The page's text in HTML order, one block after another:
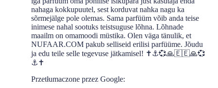
nahaga kokkupuutel, sest korduvat nahka nagu ka
sõrmejälge pole olemas. Sama parfüüm võib anda teise
inimese nahal sootuks teistsuguse lõhna. Lõhnade
maailm on omamoodi müstika. Olen väga tänulik, et
NUFAAR.COM pakub selliseid erilisi parfüüme. Jõudu
ja edu teile selle tegevuse jätkamisel! ✝️⚓️💞🙏🇪🇪🙏💞
⚓️✝️
Przetłumaczone przez Google: